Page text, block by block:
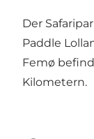
Der
Paddle
Femø
Kilometern.